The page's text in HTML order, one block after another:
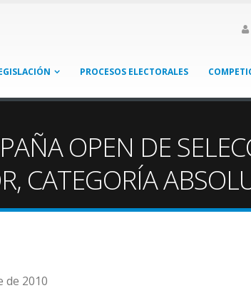
PROCESOS ELECTORALES
OPEN DE
CATEGORÍA
de 2010